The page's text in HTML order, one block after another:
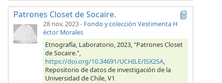
Patrones Closet de Socaire.
28 nov. 2023- Fondo y colección Vestimenta H
éctor Morales
Etnografía, Laboratorio, 2023, "Patrones Closet
de Socaire.",
https://doi.org/10.34691/UCHILE/ISX2SA,
Repositorio de datos de investigación de la
Universidad de Chile, V1